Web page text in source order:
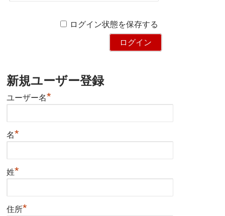
ログイン状態を保存する
新規ユーザー登録
ユーザー名*
名*
姓*
住所*